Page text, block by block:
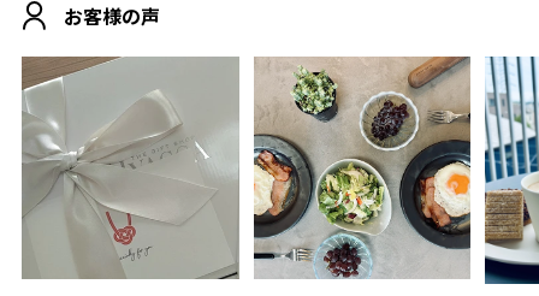
おうちカフェもお洒落にな
って嬉しい𖠚 ⡱
.
#hyacca #結婚祝い
素敵なギフトを
ありがとうございました
#hyacca #結婚祝い
#お祝い #プレゼント
真っ
いい
#結婚
淡色
結婚
色イ
お客様の声